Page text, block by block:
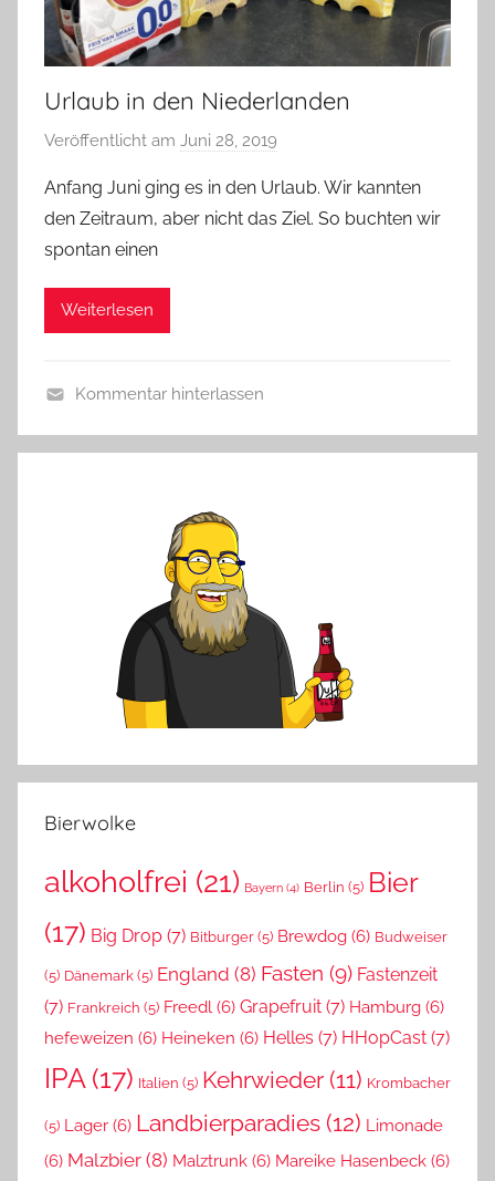
Urlaub in den Niederlanden
Veröffentlicht am Juni 28, 2019
n
b
i
Anfang Juni ging es in den Urlaub. Wir kannten
den Zeitraum, aber nicht das Ziel. So buchten wir
spontan einen
Weiterlesen
l
Kommentar hinterlassen
Bierwolke
alkoholfrei (21) Bayern (4) Berlin (5) Bier
(17) Big Drop (7) Bitburger (5) Brewdog (6) Budweiser
(5) Dänemark (5) England (8) Fasten (9) Fastenzeit
(7) Frankreich (5) Freedl (6) Grapefruit (7) Hamburg (6)
hefeweizen (6) Heineken (6) Helles (7) HHopCast (7)
IPA (17) Italien (5) Kehrwieder (11) Krombacher
(5) Lager (6) Landbierparadies (12) Limonade
(6) Malzbier (8) Malztrunk (6) Mareike Hasenbeck (6)